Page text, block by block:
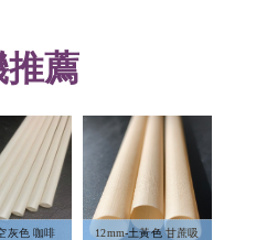
推薦
灰色 咖啡
12mm-土黃色 甘蔗吸